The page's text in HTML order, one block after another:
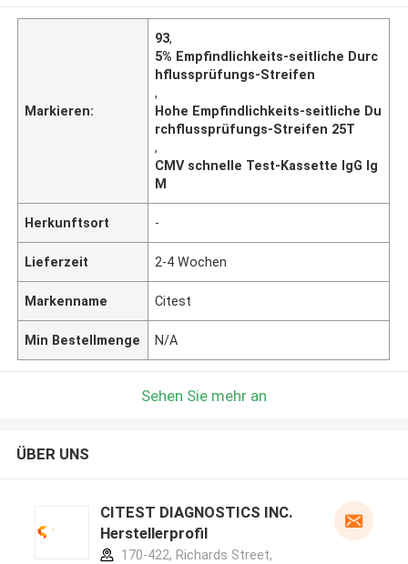
Markieren:
93,
5% Empfindlichkeits-seitliche Durc
hflussprüfungs-Streifen
,
Hohe Empfindlichkeits-seitliche Du
rchflussprüfungs-Streifen 25T
,
CMV schnelle Test-Kassette IgG Ig
M
Herkunftsort -
Lieferzeit 2-4 Wochen
Markenname Citest
Min Bestellmenge N/A
Sehen Sie mehr an
ÜBER UNS
CITEST DIAGNOSTICS INC.
Herstellerprofil
170-422, Richards Street,